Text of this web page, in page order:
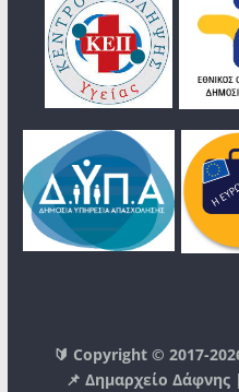
🔰 Copyright © 2017-
📌 Δημαρχείο